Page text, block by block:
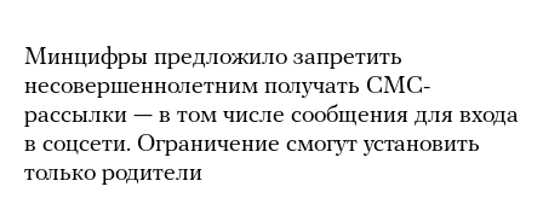
Минцифры предложило запретить
несовершеннолетним получать СМС-
рассылки — в том числе сообщения для входа
в соцсети. Ограничение смогут установить
только родители